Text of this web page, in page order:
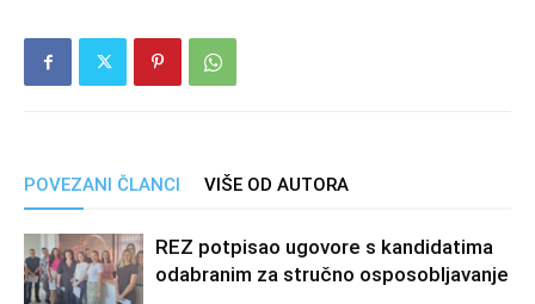
POVEZANI ČLANCI VIŠE OD AUTORA
REZ potpisao ugovore s kandidatima
odabranim za stručno osposobljavanje